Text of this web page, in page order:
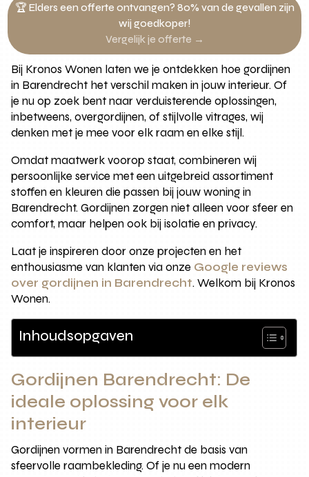
🏆 Elders een offerte ontvangen? 80% van de gevallen zijn
wij goedkoper!
Vergelijk je offerte →
Bij Kronos Wonen laten we je ontdekken hoe gordijnen
in Barendrecht het verschil maken in jouw interieur. Of
je nu op zoek bent naar verduisterende oplossingen,
inbetweens, overgordijnen, of stijlvolle vitrages, wij
denken met je mee voor elk raam en elke stijl.
Omdat maatwerk voorop staat, combineren wij
persoonlijke service met een uitgebreid assortiment
stoffen en kleuren die passen bij jouw woning in
Barendrecht. Gordijnen zorgen niet alleen voor sfeer en
comfort, maar helpen ook bij isolatie en privacy.
Laat je inspireren door onze projecten en het
enthousiasme van klanten via onze Google reviews
over gordijnen in Barendrecht. Welkom bij Kronos
Wonen.
Inhoudsopgaven
Gordijnen Barendrecht: De
ideale oplossing voor elk
interieur
Gordijnen vormen in Barendrecht de basis van
sfeervolle raambekleding. Of je nu een modern